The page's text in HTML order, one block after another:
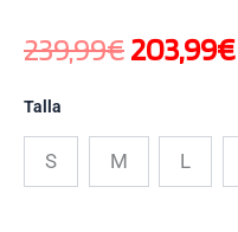
239,99€203,99€
Talla
S M L